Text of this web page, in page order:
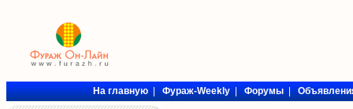
На главную|Фураж-Weekly|Форумы|